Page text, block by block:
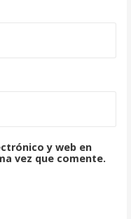
y web en
vez que comente.